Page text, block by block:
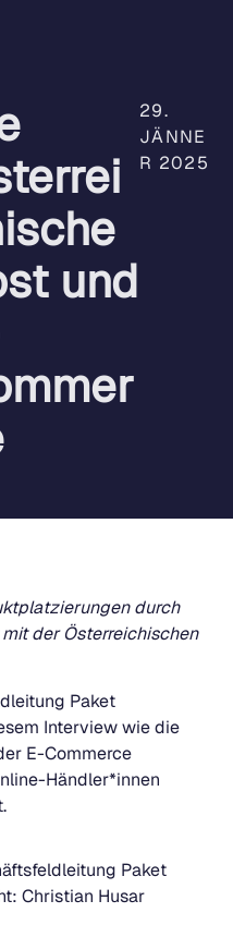
und
29.
JÄNNE
R 2025
durch
der Österreichischen
Paket
Interview wie die
E-Commerce
Händler*innen